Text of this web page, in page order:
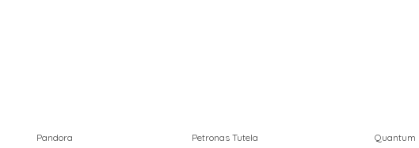
Pandora Petronas Tutela Quantum